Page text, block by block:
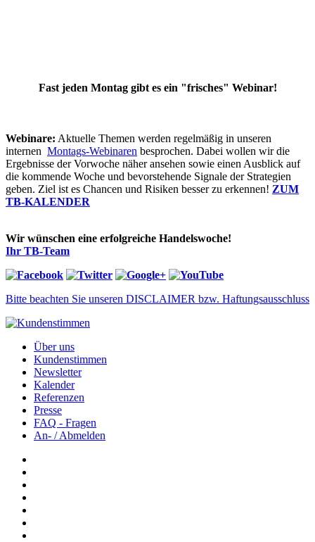
Fast jeden Montag gibt es ein "frisches" Webinar!
Webinare: Aktuelle Themen werden regelmäßig in unseren
internen Montags-Webinaren besprochen. Dabei wollen wir die
Ergebnisse der Vorwoche näher ansehen sowie einen Ausblick auf
die kommende Woche und bevorstehende Signale der Strategien
geben. Ziel ist es Chancen und Risiken besser zu erkennen! ZUM
TB-KALENDER
Wir wünschen eine erfolgreiche Handelswoche!
Ihr TB-Team
Bitte beachten Sie unseren DISCLAIMER bzw. Haftungsausschluss
Über uns
Kundenstimmen
Newsletter
Kalender
Referenzen
Presse
FAQ - Fragen
An- / Abmelden